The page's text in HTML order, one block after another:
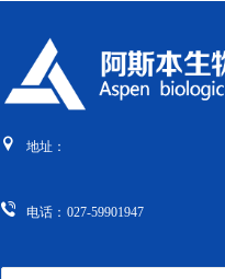
地址：
电话： 027-59901947